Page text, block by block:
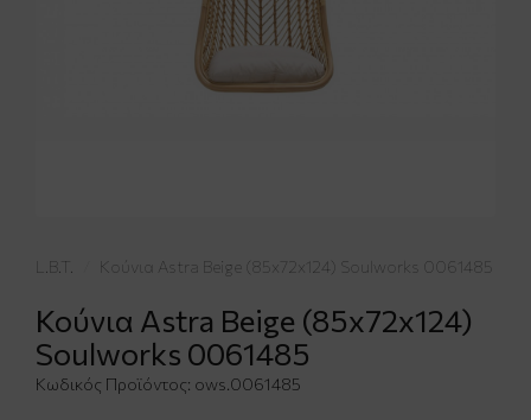
L.B.T. Κούνια Astra Beige (85x72x124) Soulworks 0061485
Κούνια Astra Beige (85x72x124)
Soulworks 0061485
Κωδικός Προϊόντος: ows.0061485